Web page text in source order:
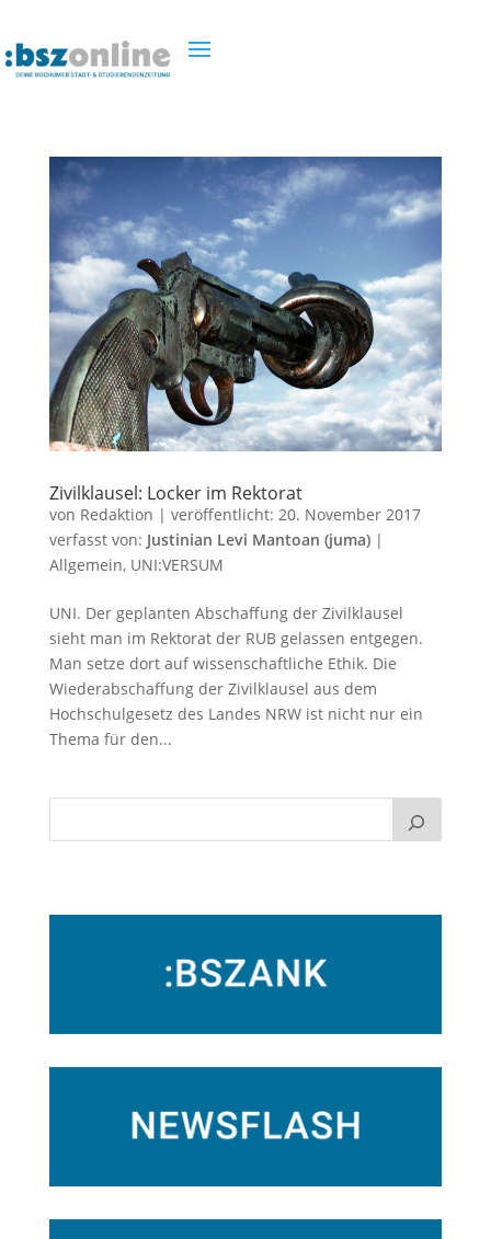
Zivilklausel: Locker im Rektorat
von Redaktion | veröffentlicht: 20. November 2017
verfasst von: Justinian Levi Mantoan (juma)|
Allgemein, UNI:VERSUM
UNI. Der geplanten Abschaffung der Zivilklausel
sieht man im Rektorat der RUB gelassen entgegen.
Man setze dort auf wissenschaftliche Ethik. Die
Wiederabschaffung der Zivilklausel aus dem
Hochschulgesetz des Landes NRW ist nicht nur ein
Thema für den...